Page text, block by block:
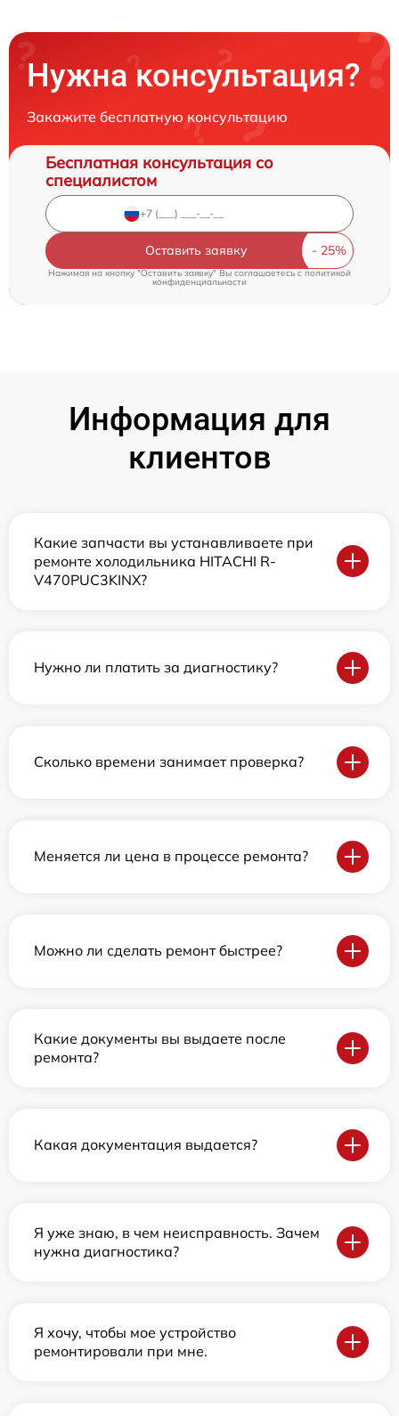
Нужна консультация?
Закажите бесплатную консультацию
Бесплатная консультация со
специалистом
Оставить заявку
Нажимая на кнопку "Оставить заявку" Вы соглашаетесь cполитикой
конфиденциальности
Информация для
клиентов
Какие запчасти вы устанавливаете при
ремонте холодильника HITACHI R-
V470PUC3KINX?
Нужно ли платить за диагностику?
Сколько времени занимает проверка?
Меняется ли цена в процессе ремонта?
Можно ли сделать ремонт быстрее?
Какие документы вы выдаете после
ремонта?
Какая документация выдается?
Я уже знаю, в чем неисправность. Зачем
нужна диагностика?
Я хочу, чтобы мое устройство
ремонтировали при мне.